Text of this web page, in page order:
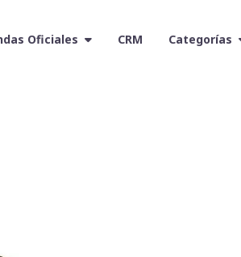
Oficiales CRM Categorías